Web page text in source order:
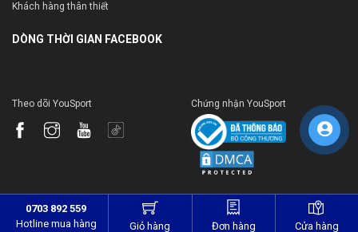
0703 892 559
Hotline mua hàng
Giỏ hàng Đơn hàng Cửa hàng
Khách hàng thân thiết
DÒNG THỜI GIAN FACEBOOK
Theo dõi YouSport Chứng nhận YouSport